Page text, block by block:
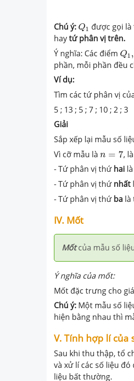
Chú ý: Q1
Q được gọi là
haytứ phân vị trên.
Ý nghĩa: Các điểm Q1,
Q
phần, mỗi phần đều
Ví dụ:
Tìm các tứ phân vị
5 ; 13 ; 5 ; 7 ; 10 ; 2 ; 3
Giải
Sắp xếp lại mẫu số
Vì cỡ mẫu là n = 7
n =7
,
- Tứ phân vị thứ hai là
- Tứ phân vị thứ nhất
- Tứ phân vị thứ ba là
IV. Mốt
Mốtcủa mẫu số
Ý nghĩa của mốt:
Mốt đặc trưng cho
Chú ý: Một mẫu số
hiện bằng nhau thì
V. Tính hợp lí của
Sau khi thu thập, tổ
và xử lí các số liệu
liệu bất thường.